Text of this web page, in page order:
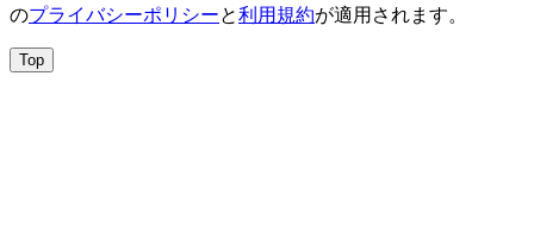
のプライバシーポリシーと利用規約が適用されます。
Top